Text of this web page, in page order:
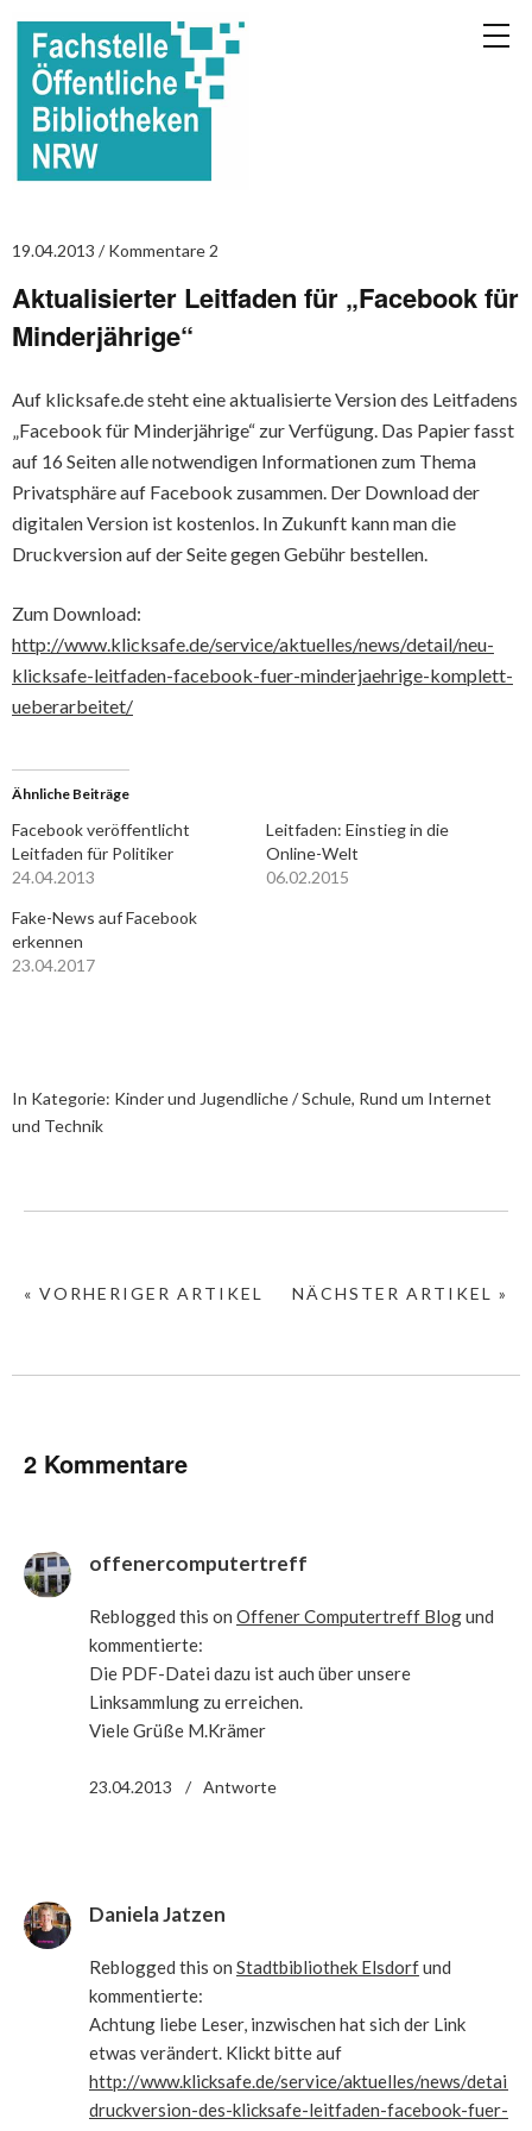
19.04.2013 Kommentare 2
Aktualisierter Leitfaden für „Facebook für
Minderjährige“
Auf klicksafe.de steht eine aktualisierte Version des Leitfadens
„Facebook für Minderjährige“ zur Verfügung. Das Papier fasst
auf 16 Seiten alle notwendigen Informationen zum Thema
Privatsphäre auf Facebook zusammen. Der Download der
digitalen Version ist kostenlos. In Zukunft kann man die
Druckversion auf der Seite gegen Gebühr bestellen.
Zum Download:
http://www.klicksafe.de/service/aktuelles/news/detail/neu-
klicksafe-leitfaden-facebook-fuer-minderjaehrige-komplett-
ueberarbeitet/
Ähnliche Beiträge
Facebook veröffentlicht
Leitfaden für Politiker
24.04.2013
Leitfaden: Einstieg in die
Online-Welt
06.02.2015
Fake-News auf Facebook
erkennen
23.04.2017
In Kategorie: Kinder und Jugendliche / Schule, Rund um Internet
und Technik
NÄCHSTER ARTIKEL »
« VORHERIGER ARTIKEL
2 Kommentare
offenercomputertreff
Reblogged this on Offener Computertreff Blogund
kommentierte:
Die PDF-Datei dazu ist auch über unsere
Linksammlung zu erreichen.
Viele Grüße M.Krämer
23.04.2013 Antworte
Daniela Jatzen
Reblogged this on Stadtbibliothek Elsdorfund
kommentierte:
Achtung liebe Leser, inzwischen hat sich der Link
etwas verändert. Klickt bitte auf
http://www.klicksafe.de/service/aktuelles/news/detail/
druckversion-des-klicksafe-leitfaden-facebook-fuer-